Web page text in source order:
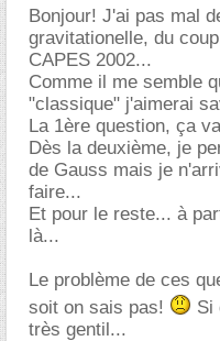
Bonjour! J'ai pas mal
gravitationelle, du
CAPES 2002...
Comme il me semble
"classique" j'aimerai
La 1ère question, ça
Dès la deuxième, je
de Gauss mais je
faire...
Et pour le reste... à
là...
Le problème de ces
soit on sais pas!
Si
très gentil...